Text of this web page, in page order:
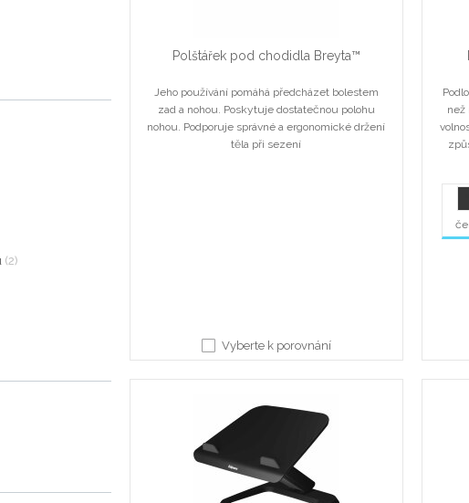
(2)
Polštářek pod chodidla Breyta™
Jeho používání pomáhá předcházet bolestem
zad a nohou. Poskytuje dostatečnou polohu
nohou. Podporuje správné a ergonomické držení
těla při sezení
Vyberte k porovnání
než